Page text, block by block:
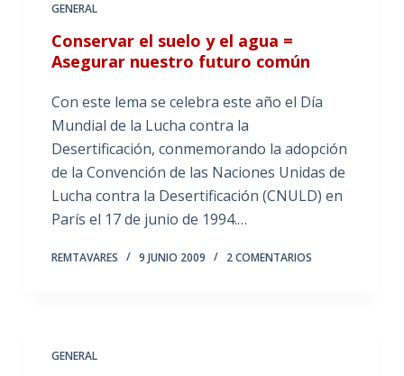
GENERAL
Conservar el suelo y el agua =
Asegurar nuestro futuro común
Con este lema se celebra este año el Día
Mundial de la Lucha contra la
Desertificación, conmemorando la adopción
de la Convención de las Naciones Unidas de
Lucha contra la Desertificación (CNULD) en
París el 17 de junio de 1994.…
REMTAVARES 9 JUNIO 2009 2 COMENTARIOS
GENERAL